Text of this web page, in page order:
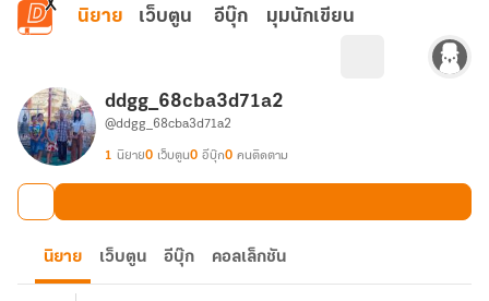
ข้ามไปยังเนื้อหาหลัก
นิยาย เว็บตูน อีบุ๊ก มุมนักเขียน
ddgg_68cba3d71a2
@ddgg_68cba3d71a2
1 นิยาย0 เว็บตูน0 อีบุ๊ก0 คนติดตาม
นิยาย เว็บตูน อีบุ๊ก คอลเล็กชัน